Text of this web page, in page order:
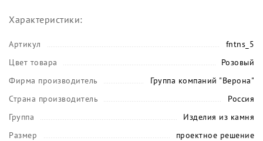
Характеристики:
Артикул
fntns_5
Цвет товара
Розовый
Фирма производитель
Группа компаний "Верона"
Страна производитель
Россия
Группа
Изделия из камня
Размер
проектное решение